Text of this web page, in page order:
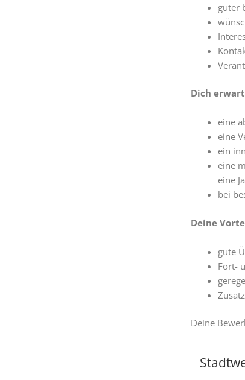
guter
Dich
eine
eine
ein
eine
eine
bei
Deine
gute
Fort-
Deine